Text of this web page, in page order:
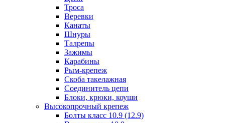
Троса
Веревки
Канаты
Шнуры
Талрепы
Зажимы
Карабины
Рым-крепеж
Скоба такелажная
Соединитель цепи
Блоки, крюки, коуши
Высокопрочный крепеж
Болты класс 10.9 (12.9)